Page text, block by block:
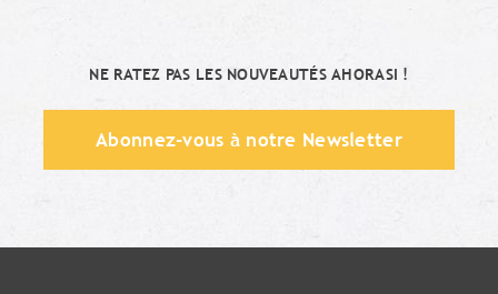
NE RATEZ PAS LES NOUVEAUTÉS AHORASI !
Abonnez-vous à notre Newsletter